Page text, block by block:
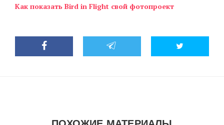
Как показать Bird in Flight свой фотопроект